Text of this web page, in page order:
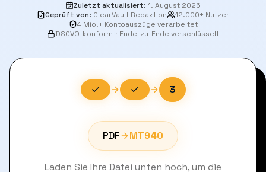
Zuletzt aktualisiert: 1. August 2026
Geprüft von: ClearVault Redaktion
12.000+ Nutzer
4 Mio.+ Kontoauszüge verarbeitet
DSGVO-konform · Ende-zu-Ende verschlüsselt
3
PDF MT940
Laden Sie Ihre Datei unten hoch, um die